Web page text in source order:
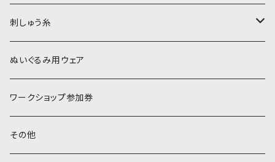
刺しゅう糸
COSMO 25番刺しゅう糸
ぬいぐるみ用ウェア
ワークショップ参加券
その他